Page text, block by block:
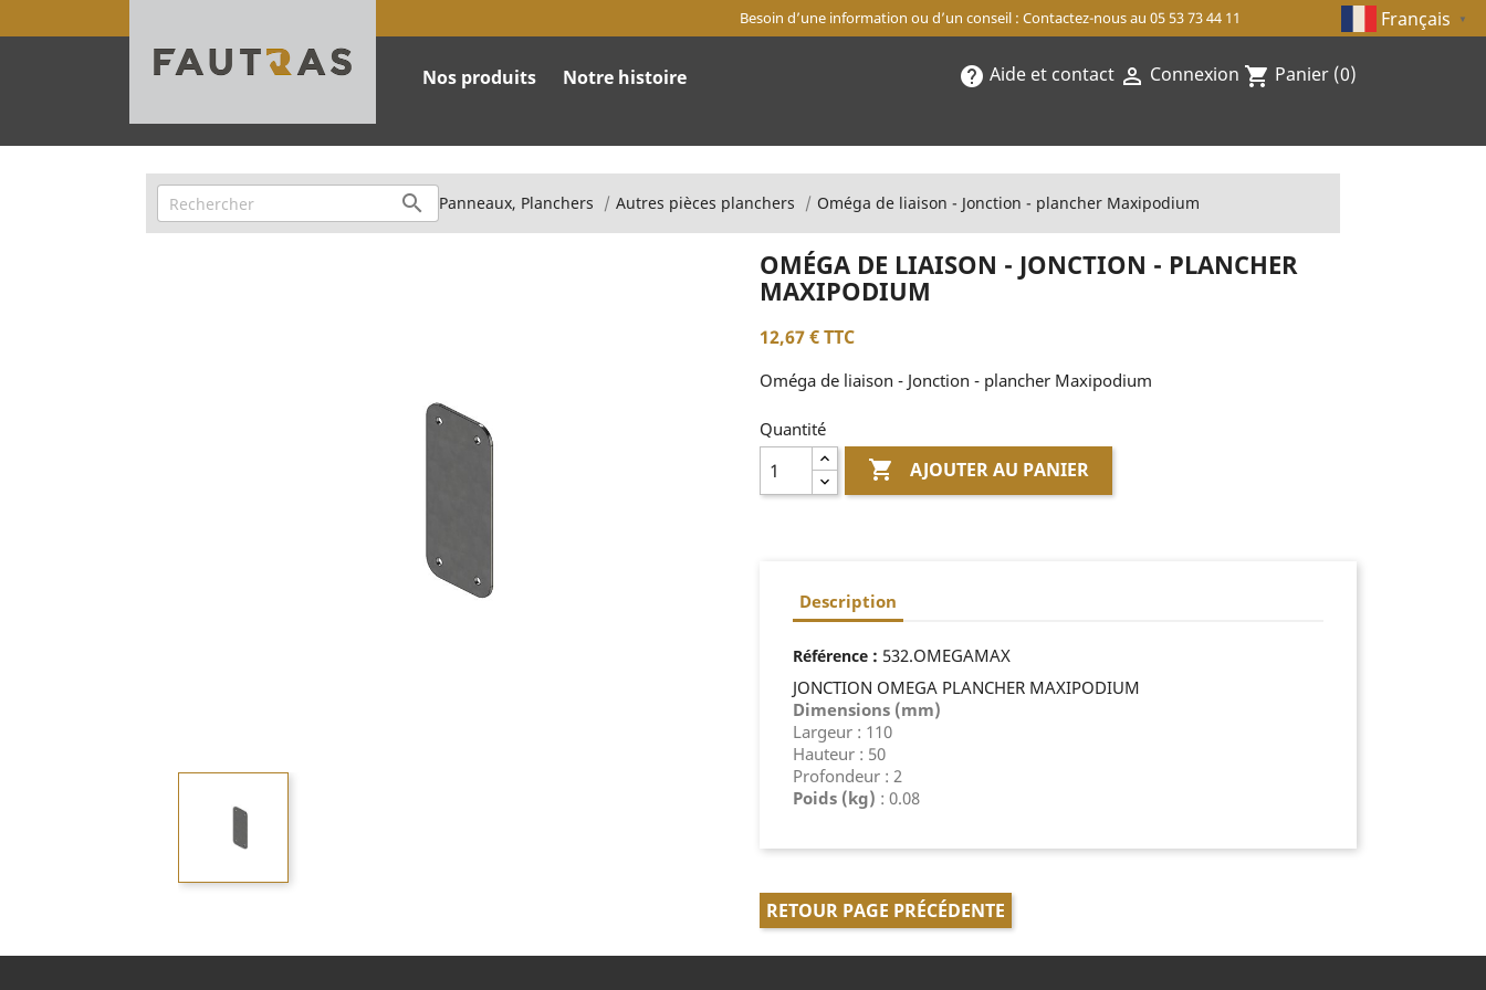
Besoin d’une information ou d’un conseil : Contactez-nous au 05 53 73 44 11 Français ▼
Nos produits Notre histoire help Aide et contact  Connexion shopping_cart Panier (0)
 Panneaux, Planchers Autres pièces planchers Oméga de liaison - Jonction - plancher Maxipodium
OMÉGA DE LIAISON - JONCTION - PLANCHER
MAXIPODIUM
12,67 €TTC
Oméga de liaison - Jonction - plancher Maxipodium
Quantité
 AJOUTER AU PANIER
Description
Référence : 532.OMEGAMAX
JONCTION OMEGA PLANCHER MAXIPODIUM
Dimensions (mm)
Largeur : 110
Hauteur : 50
Profondeur : 2
Poids (kg) : 0.08
RETOUR PAGE PRÉCÉDENTE